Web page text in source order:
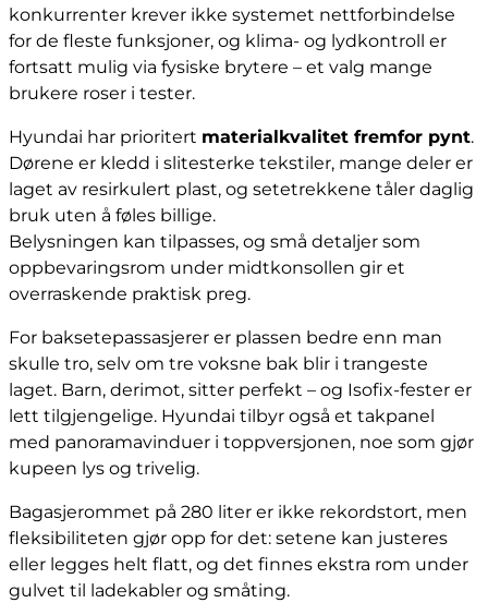
konkurrenter krever ikke systemet nettforbindelse
for de fleste funksjoner, og klima- og lydkontroll er
fortsatt mulig via fysiske brytere – et valg mange
brukere roser i tester.
Hyundai har prioritert materialkvalitet fremfor pynt.
Dørene er kledd i slitesterke tekstiler, mange deler er
laget av resirkulert plast, og setetrekkene tåler daglig
bruk uten å føles billige.
Belysningen kan tilpasses, og små detaljer som
oppbevaringsrom under midtkonsollen gir et
overraskende praktisk preg.
For baksetepassasjerer er plassen bedre enn man
skulle tro, selv om tre voksne bak blir i trangeste
laget. Barn, derimot, sitter perfekt – og Isofix-fester er
lett tilgjengelige. Hyundai tilbyr også et takpanel
med panoramavinduer i toppversjonen, noe som gjør
kupeen lys og trivelig.
Bagasjerommet på 280 liter er ikke rekordstort, men
fleksibiliteten gjør opp for det: setene kan justeres
eller legges helt flatt, og det finnes ekstra rom under
gulvet til ladekabler og småting.